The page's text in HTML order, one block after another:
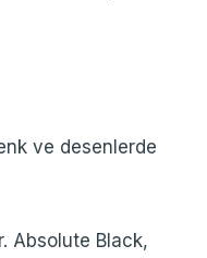
ve desenlerde
Absolute Black,